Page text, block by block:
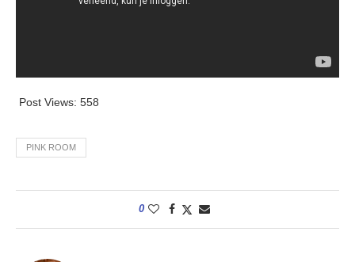
Post Views: 558
PINK ROOM
0